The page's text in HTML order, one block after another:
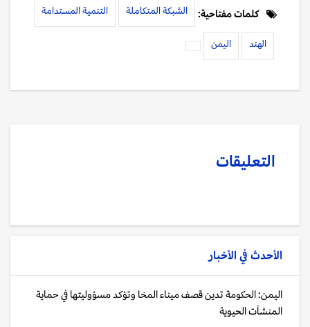
كلمات مفتاحية: الشبكة المتكاملة التنمية المستدامة
الهند اليمن
التعليقات
الأحدث في الأخبار
اليمن: الحكومة تدين قصف ميناء المخا وتؤكد مسؤوليتها في حماية
المنشآت الحيوية